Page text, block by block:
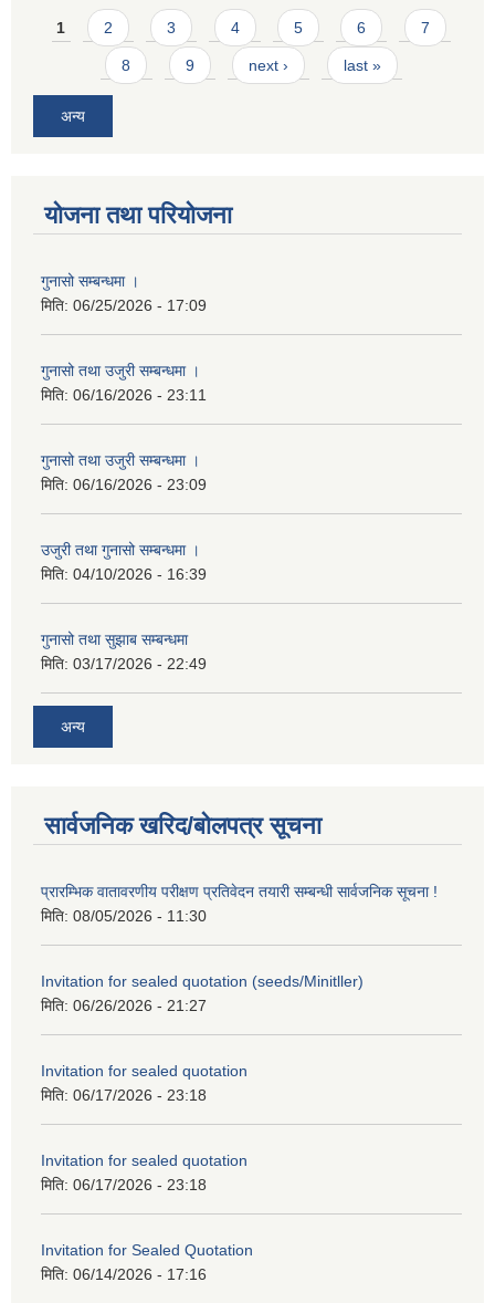
Pages
1 2 3 4 5 6 7
8 9 next › last »
अन्य
योजना तथा परियोजना
गुनासो सम्बन्धमा ।
मिति: 06/25/2026 - 17:09
गुनासो तथा उजुरी सम्बन्धमा ।
मिति: 06/16/2026 - 23:11
गुनासो तथा उजुरी सम्बन्धमा ।
मिति: 06/16/2026 - 23:09
उजुरी तथा गुनासो सम्बन्धमा ।
मिति: 04/10/2026 - 16:39
गुनासो तथा सुझाब सम्बन्धमा
मिति: 03/17/2026 - 22:49
अन्य
सार्वजनिक खरिद/बोलपत्र सूचना
प्रारम्भिक वातावरणीय परीक्षण प्रतिवेदन तयारी सम्बन्धी सार्वजनिक सूचना !
मिति: 08/05/2026 - 11:30
Invitation for sealed quotation (seeds/Minitller)
मिति: 06/26/2026 - 21:27
Invitation for sealed quotation
मिति: 06/17/2026 - 23:18
Invitation for sealed quotation
मिति: 06/17/2026 - 23:18
Invitation for Sealed Quotation
मिति: 06/14/2026 - 17:16